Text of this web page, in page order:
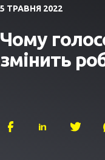
5 ТРАВНЯ 2022
Чому
змінить